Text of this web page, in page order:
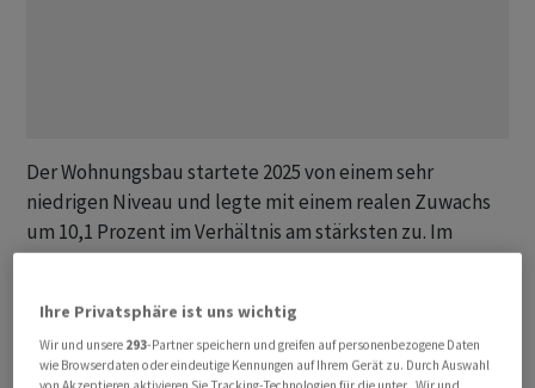
Der Wohnungsbau startete 2025 von einem sehr
niedrigen Niveau und legte mit einem realen Zuwachs
um 10,1 Prozent im Verhältnis am stärksten zu. Im
Tiefbau wuchsen die Order preisbereinigt um 6,2
Grossaufträge zur Sanierung von Bahnstrecken sowie
weitere Infrastrukturaufträge eine wichtige Rolle.
Ihre Privatsphäre ist uns wichtig
Wir und unsere 293-Partner speichern und greifen auf personenbezogene Daten
wie Browserdaten oder eindeutige Kennungen auf Ihrem Gerät zu. Durch Auswahl